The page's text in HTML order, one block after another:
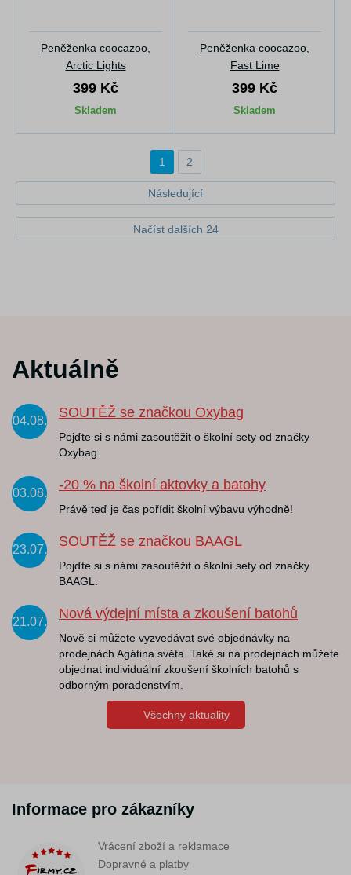
Peněženka coocazoo,
Arctic Lights
399 Kč
Skladem
Peněženka coocazoo,
Fast Lime
399 Kč
Skladem
1 2
Následující
Načíst dalších 24
Aktuálně
04.08.
SOUTĚŽ se značkou Oxybag
Pojďte si s námi zasoutěžit o školní sety od značky
Oxybag.
03.08.
-20 % na školní aktovky a batohy
Právě teď je čas pořídit školní výbavu výhodně!
23.07.
SOUTĚŽ se značkou BAAGL
Pojďte si s námi zasoutěžit o školní sety od značky
BAAGL.
21.07.
Nová výdejní místa a zkoušení batohů
Nově si můžete vyzvedávat své objednávky na
prodejnách Agátina světa. Také si na prodejnách můžete
objednat individuální zkoušení školních batohů s
odborným poradenstvím.
Všechny aktuality
Informace pro zákazníky
Vrácení zboží a reklamace
Dopravné a platby